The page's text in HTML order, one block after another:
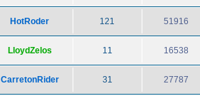
HotRoder 121 51916
LloydZelos 11 16538
CarretonRider 31 27787